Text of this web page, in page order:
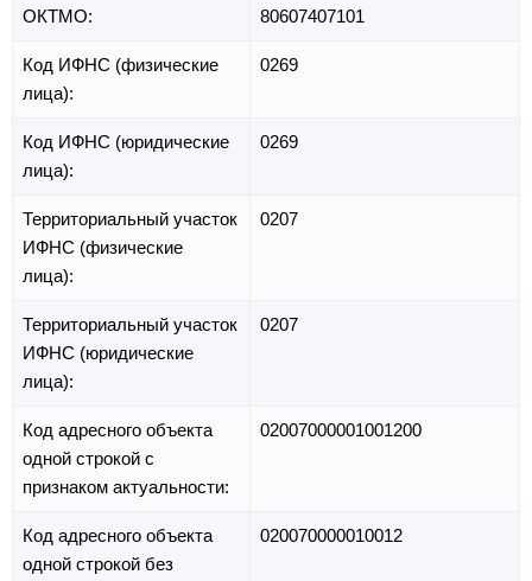
ОКТМО: 80607407101
Код ИФНС (физические
лица):
0269
Код ИФНС (юридические
лица):
0269
Территориальный участок
ИФНС (физические
лица):
0207
Территориальный участок
ИФНС (юридические
лица):
0207
Код адресного объекта
одной строкой с
признаком актуальности:
02007000001001200
Код адресного объекта
одной строкой без
020070000010012